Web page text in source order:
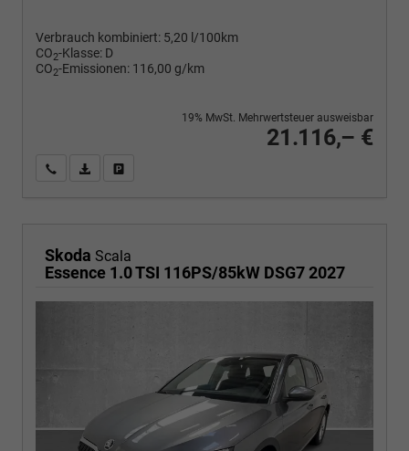
Verbrauch kombiniert: 5,20 l/100km
CO2-Klasse: D
CO2-Emissionen: 116,00 g/km
21.116,– €
19% MwSt. Mehrwertsteuer ausweisbar
Wir rufen Sie anPDF-Fahrzeugexposé drucken
Skoda Scala
Essence 1.0 TSI 116PS/85kW DSG7 2027